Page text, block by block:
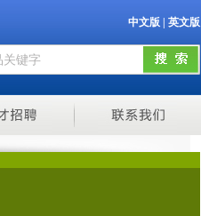
中文版 英文版